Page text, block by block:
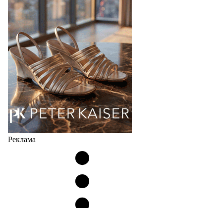
соответствует сегодняшнему тренду на
сникерины (гибридный вариант балеток и
кроссовок обтекаемой формы и с тонкой подошвой).
Но в модели Miu Miu Bubble присутствует еще и…
05.08.2026 2657
Реклама